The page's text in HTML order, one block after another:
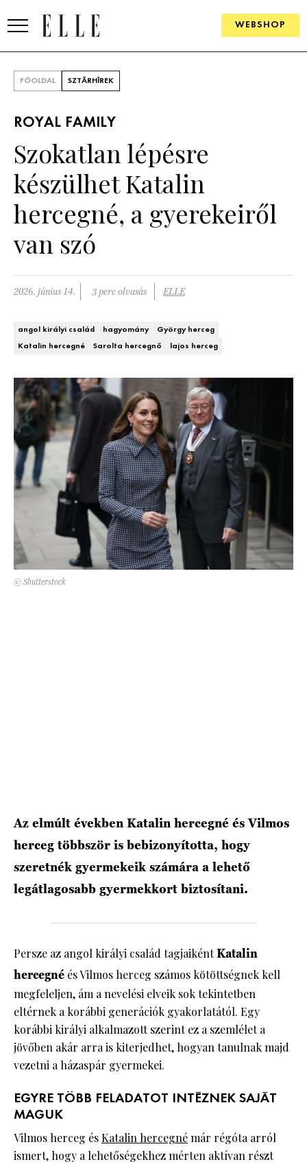
WEBSHOP
SZÉPSÉG
PÁRKAPCSOLAT
DECOR
Trendek
Szobák
Ötletek
Szép terek
SZTÁRHÍREK
BUSINESS
ANYA
AWARDS
BEAUTY AWARDS
EVENT
FŐOLDAL SZTÁRHÍREK
ROYAL FAMILY
Szokatlan lépésre
készülhet Katalin
hercegné, a gyerekeiről
van szó
2026. június 14. 3 perc olvasás ELLE
angol királyi család hagyomány
György herceg
Katalin hercegné
Sarolta hercegnő lajos herceg
© Shutterstock
Az elmúlt években Katalin hercegné és Vilmos
herceg többször is bebizonyította, hogy
szeretnék gyermekeik számára a lehető
legátlagosabb gyermekkort biztosítani.
Persze az angol királyi család tagjaikéntKatalin
hercegné és Vilmos herceg számos kötöttségnek kell
megfeleljen, ám a nevelési elveik sok tekintetben
eltérnek a korábbi generációk gyakorlatától. Egy
korábbi királyi alkalmazott szerint ez a szemlélet a
jövőben akár arra is kiterjedhet, hogyan tanulnak majd
vezetni a házaspár gyermekei.
EGYRE TÖBB FELADATOT INTÉZNEK SAJÁT
MAGUK
Vilmos herceg ésKatalin hercegnémár régóta arról
ismert, hogy a lehetőségekhez mérten aktívan részt